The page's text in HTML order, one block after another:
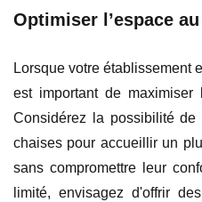
Optimiser l’espace
Lorsque votre établissement
est important de maximiser
Considérez la possibilité
chaises pour accueillir un
sans compromettre leur
limité, envisagez d'offrir